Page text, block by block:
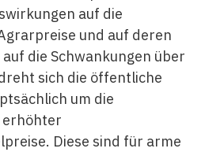
auf die
und auf deren
auf die Schwankungen über
sich die öffentliche
um die
erhöhter
Diese sind für arme